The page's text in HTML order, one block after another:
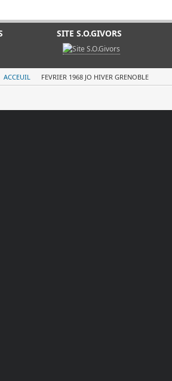
SITE S.O.GIVORS
ACCEUIL FEVRIER 1968 JO HIVER GRENOBLE